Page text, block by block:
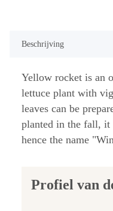
Beschrijving
Yellow rocket is an
lettuce plant with
leaves can be
planted in the fall, it
hence the name
Profiel van